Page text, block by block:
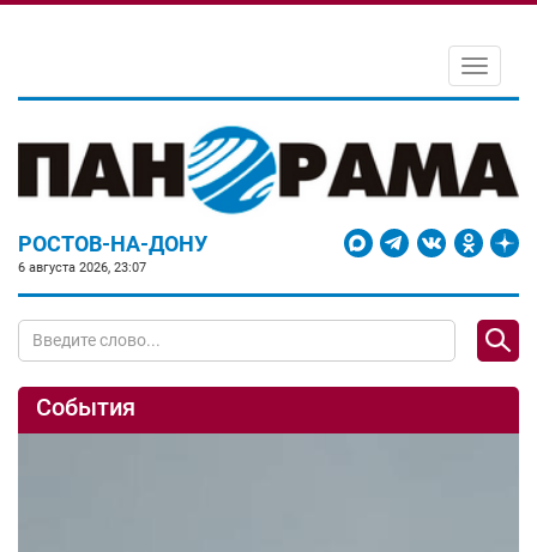
Toggle
РОСТОВ-НА-ДОНУ
6 августа 2026, 23:07
События